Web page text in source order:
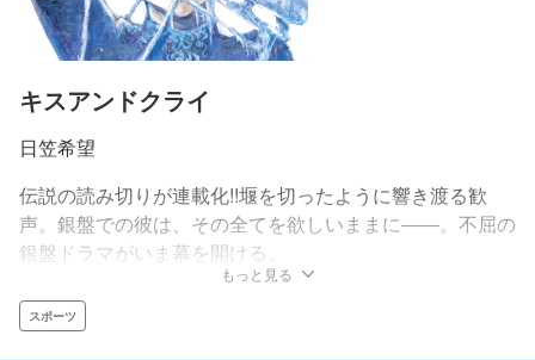
キスアンドクライ
日笠希望
伝説の読み切りが連載化!!堰を切ったように響き渡る歓
声。銀盤での彼は、その全てを欲しいままに――。不屈の
銀盤ドラマがいま幕を開ける。
もっと見る
スポーツ